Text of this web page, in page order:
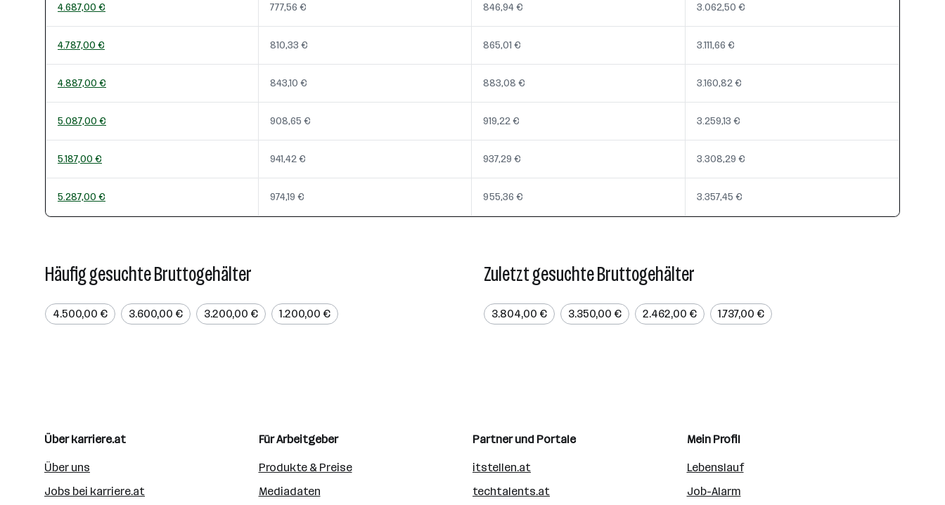
4.687,00 € 777,56 € 846,94 € 3.062,50 €
4.787,00 € 810,33 € 865,01 € 3.111,66 €
4.887,00 € 843,10 € 883,08 € 3.160,82 €
5.087,00 € 908,65 € 919,22 € 3.259,13 €
5.187,00 € 941,42 € 937,29 € 3.308,29 €
5.287,00 € 974,19 € 955,36 € 3.357,45 €
Häufig gesuchte Bruttogehälter
4.500,00 € 3.600,00 € 3.200,00 € 1.200,00 €
Zuletzt gesuchte Bruttogehälter
3.804,00 € 3.350,00 € 2.462,00 € 1.737,00 €
Über karriere.at
Über uns
Jobs bei karriere.at
Für Arbeitgeber
Produkte & Preise
Mediadaten
Partner und Portale
itstellen.at
techtalents.at
Mein Profil
Lebenslauf
Job-Alarm